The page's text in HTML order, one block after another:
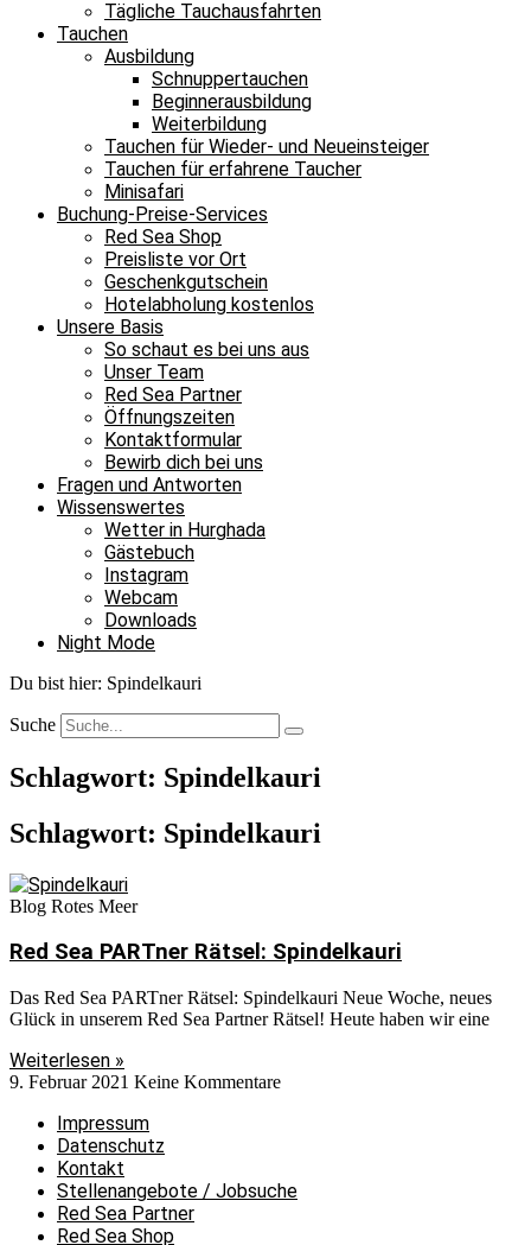
Tägliche Tauchausfahrten
Tauchen
Ausbildung
Schnuppertauchen
Beginnerausbildung
Weiterbildung
Tauchen für Wieder- und Neueinsteiger
Tauchen für erfahrene Taucher
Minisafari
Buchung-Preise-Services
Red Sea Shop
Preisliste vor Ort
Geschenkgutschein
Hotelabholung kostenlos
Unsere Basis
So schaut es bei uns aus
Unser Team
Red Sea Partner
Öffnungszeiten
Kontaktformular
Bewirb dich bei uns
Fragen und Antworten
Wissenswertes
Wetter in Hurghada
Gästebuch
Instagram
Webcam
Downloads
Night Mode
Du bist hier: Spindelkauri
Suche
Schlagwort: Spindelkauri
Schlagwort: Spindelkauri
Blog Rotes Meer
Red Sea PARTner Rätsel: Spindelkauri
Das Red Sea PARTner Rätsel: Spindelkauri Neue Woche, neues
Glück in unserem Red Sea Partner Rätsel! Heute haben wir eine
Weiterlesen »
9. Februar 2021 Keine Kommentare
Impressum
Datenschutz
Kontakt
Stellenangebote / Jobsuche
Red Sea Partner
Red Sea Shop